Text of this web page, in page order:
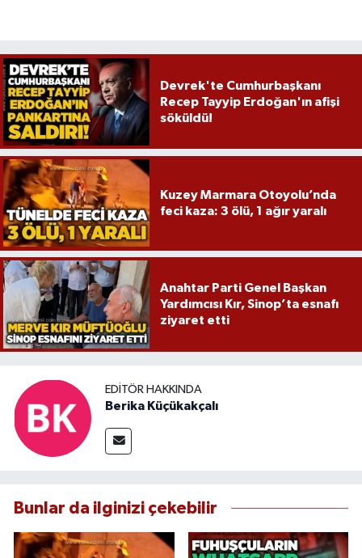
Devrek'te Cumhurbaşkanı
Recep Tayyip Erdoğan'ın afişi
söküldü!
Kuzey Marmara Otoyolu’nda
feci kaza: 3 ölü, 1 ağır yaralı
Anahtar Parti Genel Başkan
Yardımcısı Kır, Sinop’ta esnafı
ziyaret etti
EDITÖR HAKKINDA
Berika Küçükakçalı
Bunlar da ilginizi çekebilir